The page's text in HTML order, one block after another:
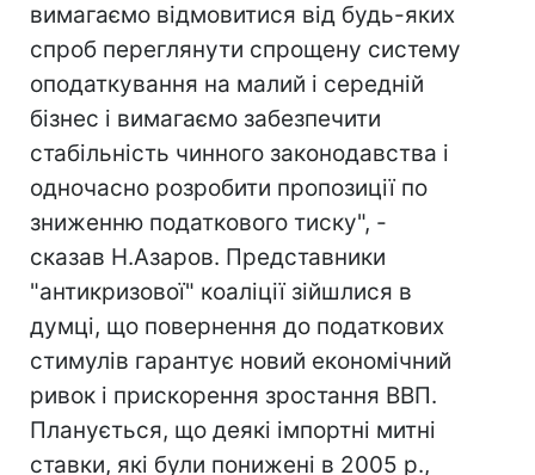
вимагаємо відмовитися від будь-яких
спроб переглянути спрощену систему
оподаткування на малий і середній
бізнес і вимагаємо забезпечити
стабільність чинного законодавства і
одночасно розробити пропозиції по
зниженню податкового тиску", -
сказав Н.Азаров. Представники
"антикризової" коаліції зійшлися в
думці, що повернення до податкових
стимулів гарантує новий економічний
ривок і прискорення зростання ВВП.
Планується, що деякі імпортні митні
ставки, які були понижені в 2005 р.,